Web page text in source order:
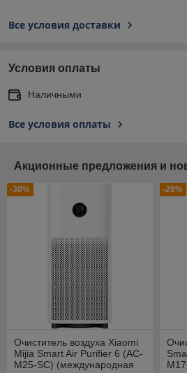
Все условия доставки
Условия оплаты
Наличными
Все условия оплаты
Акционные предложения и
-30%
Очиститель воздуха Xiaomi
Mijia Smart Air Purifier 6 (AC-
M25-SC) (международная
-28%